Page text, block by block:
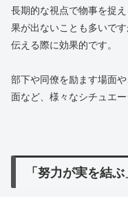
長期的な視点で物事を捉
果が出ないことも多いで
伝える際に効果的です。
部下や同僚を励ます場面
面など、様々なシチュエー
「努力が実を結